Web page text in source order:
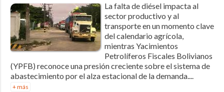
La falta de diésel impacta al
sector productivo y al
transporte en un momento clave
del calendario agrícola,
mientras Yacimientos
Petrolíferos Fiscales Bolivianos
(YPFB) reconoce una presión creciente sobre el sistema de
abastecimiento por el alza estacional de la demanda....
+ más